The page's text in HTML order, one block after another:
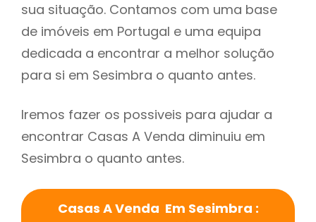
sua situação. Contamos com uma base
de imóveis em Portugal e uma equipa
dedicada a encontrar a melhor solução
para si em Sesimbra o quanto antes.
Iremos fazer os possiveis para ajudar a
encontrar Casas A Venda diminuiu em
Sesimbra o quanto antes.
Casas A Venda Em Sesimbra :